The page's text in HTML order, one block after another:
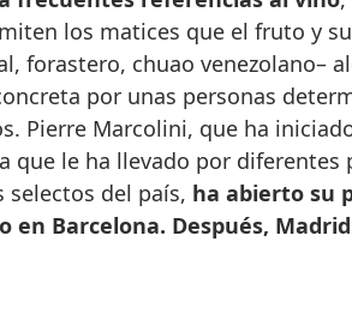
los matices que el fruto y
forastero, chuao venezolano–
por unas personas
Pierre Marcolini, que ha
que le ha llevado por diferentes
selectos del país, ha abierto su
en Barcelona. Después,